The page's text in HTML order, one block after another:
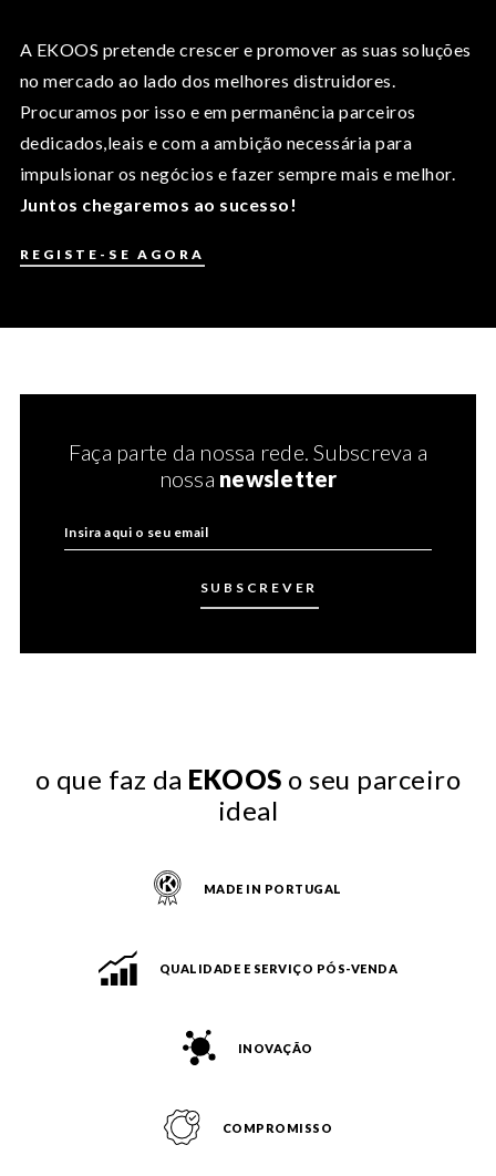
A EKOOS pretende crescer e promover as suas soluções
no mercado ao lado dos melhores distruidores.
Procuramos por isso e em permanência parceiros
dedicados,leais e com a ambição necessária para
impulsionar os negócios e fazer sempre mais e melhor.
Juntos chegaremos ao sucesso!
REGISTE-SE AGORA
Faça parte da nossa rede. Subscreva a
nossa newsletter
o que faz da EKOOS o seu parceiro
ideal
MADE IN PORTUGAL
QUALIDADE E SERVIÇO PÓS-VENDA
INOVAÇÃO
COMPROMISSO